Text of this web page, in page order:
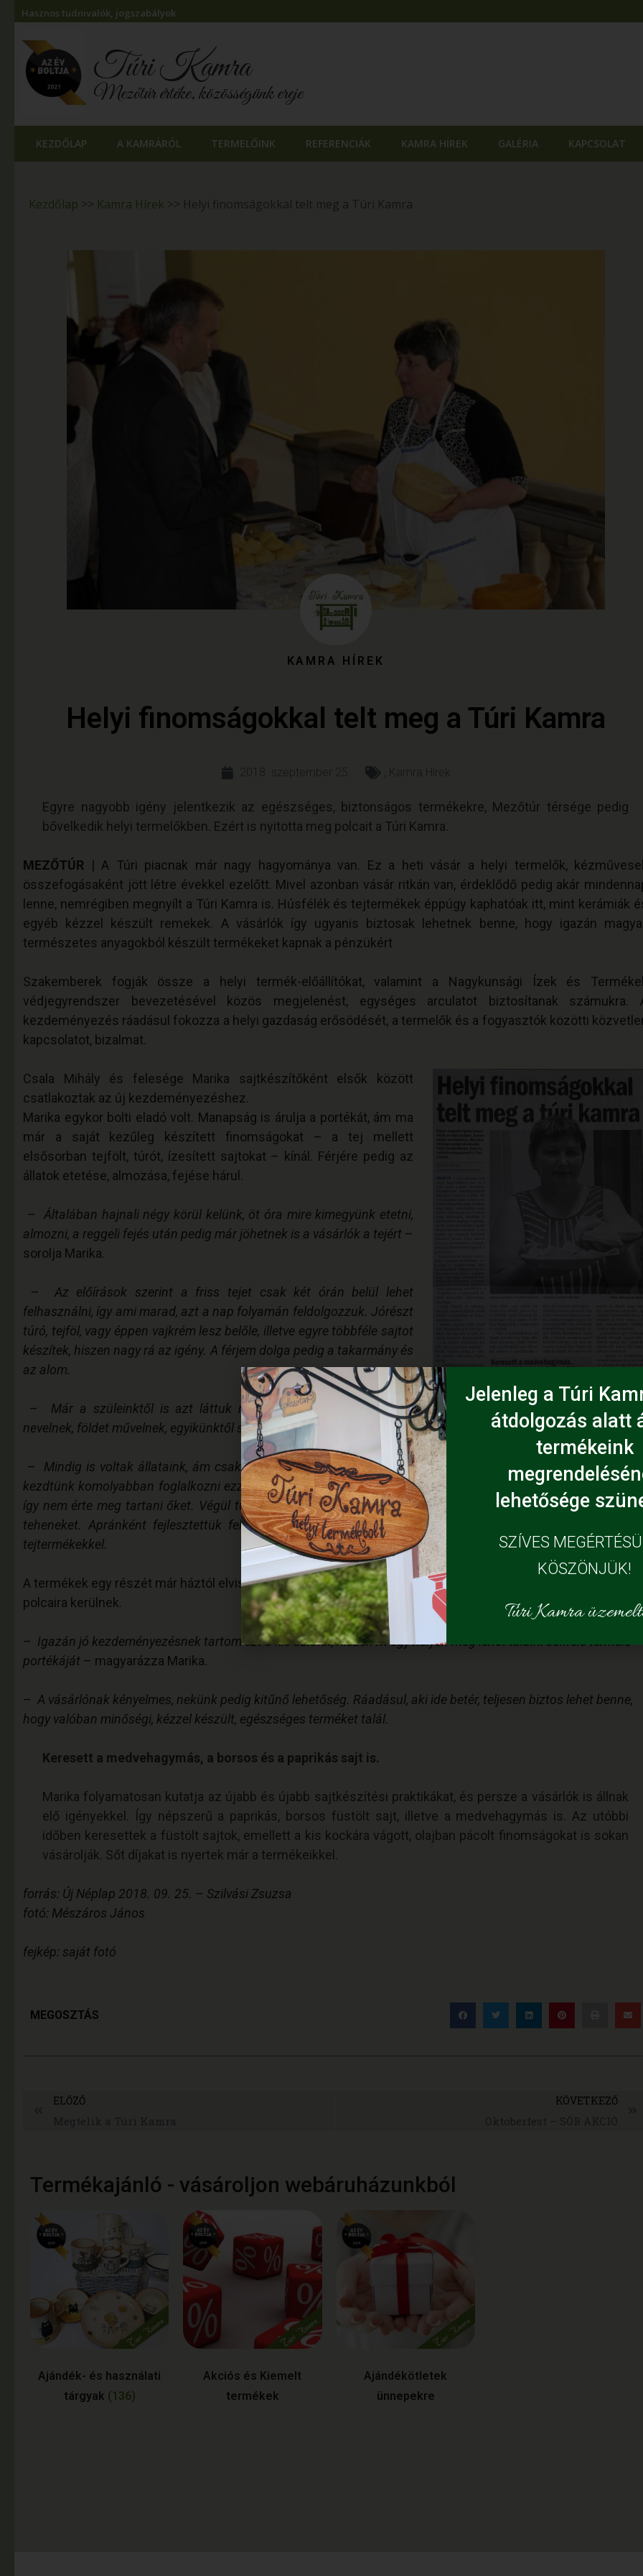
Hasznos tudnivalók, jogszabályok
Túri Kamra
Mezőtúr értéke, közösségünk ereje
KEZDŐLAP A KAMRÁRÓL TERMELŐINK REFERENCIÁK KAMRA HÍREK GALÉRIA KAPCSOLAT
Kezdőlap >> Kamra Hírek >> Helyi finomságokkal telt meg a Túri Kamra
KAMRA HÍREK
Helyi finomságokkal telt meg a Túri Kamra
2018. szeptember 25. , Kamra Hírek
Egyre nagyobb igény jelentkezik az egészséges, biztonságos termékekre, Mezőtúr térsége pedig
bővelkedik helyi termelőkben. Ezért is nyitotta meg polcait a Túri Kamra.
MEZŐTÚR | A Túri piacnak már nagy hagyománya van. Ez a heti vásár a helyi termelők,
összefogásaként jött létre évekkel ezelőtt. Mivel azonban vásár ritkán van, érdeklődő pedig akár
lenne, nemrégiben megnyílt a Túri Kamra is. Húsfélék és tejtermékek éppúgy kaphatóak itt, mint kerámiák
egyéb kézzel készült remekek. A vásárlók így ugyanis biztosak lehetnek benne, hogy igazán
természetes anyagokból készült termékeket kapnak a pénzükért
Szakemberek fogják össze a helyi termék-előállítókat, valamint a Nagykunsági Ízek és
védjegyrendszer bevezetésével közös megjelenést, egységes arculatot biztosítanak számukra.
kezdeményezés ráadásul fokozza a helyi gazdaság erősödését, a termelők és a fogyasztók közötti
kapcsolatot, bizalmat.
Csala Mihály és felesége Marika sajtkészítőként elsők között
csatlakoztak az új kezdeményezéshez.
Marika egykor bolti eladó volt. Manapság is árulja a portékát, ám ma
már a saját kezűleg készített finomságokat – a tej mellett
elsősorban tejfölt, túrót, ízesített sajtokat – kínál. Férjére pedig az
állatok etetése, almozása, fejése hárul.
– Általában hajnali négy körül kelünk, öt óra mire kimegyünk etetni,
almozni, a reggeli fejés után pedig már jöhetnek is a vásárlók a tejért –
sorolja Marika.
– Az előírások szerint a friss tejet csak két órán belül lehet
felhasználni, így ami marad, azt a nap folyamán feldolgozzuk. Jórészt
túró, tejföl, vagy éppen vajkrém lesz belőle, illetve egyre többféle sajtot
készítek, hiszen nagy rá az igény. A férjem dolga pedig a takarmány és
az alom.
– Már a szüleinktől is azt láttuk mind a ketten, hogy állatokat
nevelnek, földet művelnek, egyikünktől sem állt tehát messze a gazdálkodás– idézi fel a múltat a házaspár.
– Mindig is voltak állataink, ám csak a rendszerváltást követően, amikor minden egyre bizonytalanabbá
kezdtünk komolyabban foglalkozni ezzel. Előbb disznókkal kezdtük, a húsnak azonban egyre kevésbé volt
így nem érte meg tartani őket. Végül túladtunk rajtuk, és a párom felvetette az ötletet, hogy esetleg
teheneket. Apránként fejlesztettük fel az állományt az évek során, s ma már őstermelőként
tejtermékekkel.
A termékek egy részét már háztól elviszik reggel-este, a többin pedig hol vásárokon adnak túl, hol a Túri
polcaira kerülnek.
– Igazán jó kezdeményezésnek tartom ezt a kis üzletet, hiszen itt egy helyen meg lehet találni sokféle termelő
portékáját – magyarázza Marika.
– A vásárlónak kényelmes, nekünk pedig kitűnő lehetőség. Ráadásul, aki ide betér, teljesen biztos lehet benne,
hogy valóban minőségi, kézzel készült, egészséges terméket talál.
Keresett a medvehagymás, a borsos és a paprikás sajt is.
Marika folyamatosan kutatja az újabb és újabb sajtkészítési praktikákat, és persze a vásárlók is állnak
elő igényekkel. Így népszerű a paprikás, borsos füstölt sajt, illetve a medvehagymás is. Az utóbbi
időben keresettek a füstölt sajtok, emellett a kis kockára vágott, olajban pácolt finomságokat is sokan
vásárolják. Sőt díjakat is nyertek már a termékeikkel.
forrás: Új Néplap 2018. 09. 25. – Szilvási Zsuzsa
fotó: Mészáros János
fejkép: saját fotó
MEGOSZTÁS
ELŐZŐ KÖVETKEZŐ
Termékajánló - vásároljon webáruházunkból
Ajándék- és használati
tárgyak (136)
Akciós és Kiemelt
termékek
Ajándékötletek
ünnepekre
Jelenleg a Túri
átdolgozás alatt
termékeink
lehetősége
SZÍVES
KÖSZÖNJÜK!
Túri Kamra